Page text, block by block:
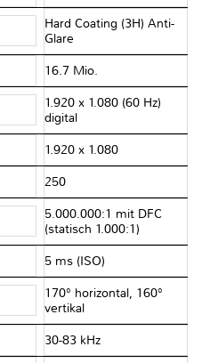
Hard Coating (3H) Anti-
Glare
16.7 Mio.
1.920 x 1.080 (60 Hz)
digital
1.920 x 1.080
250
5.000.000:1 mit DFC
(statisch 1.000:1)
5 ms (ISO)
170° horizontal, 160°
vertikal
30-83 kHz